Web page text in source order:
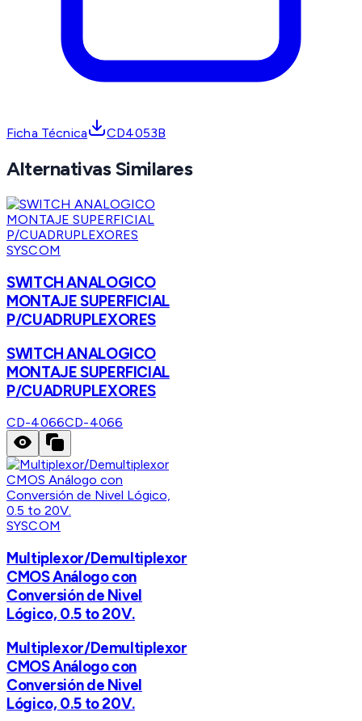
Ficha Técnica CD4053B
Alternativas Similares
SYSCOM
SWITCH ANALOGICO
MONTAJE SUPERFICIAL
P/CUADRUPLEXORES
SWITCH ANALOGICO
MONTAJE SUPERFICIAL
P/CUADRUPLEXORES
CD-4066CD-4066
SYSCOM
Multiplexor/Demultiplexor
CMOS Análogo con
Conversión de Nivel
Lógico, 0.5 to 20V.
Multiplexor/Demultiplexor
CMOS Análogo con
Conversión de Nivel
Lógico, 0.5 to 20V.